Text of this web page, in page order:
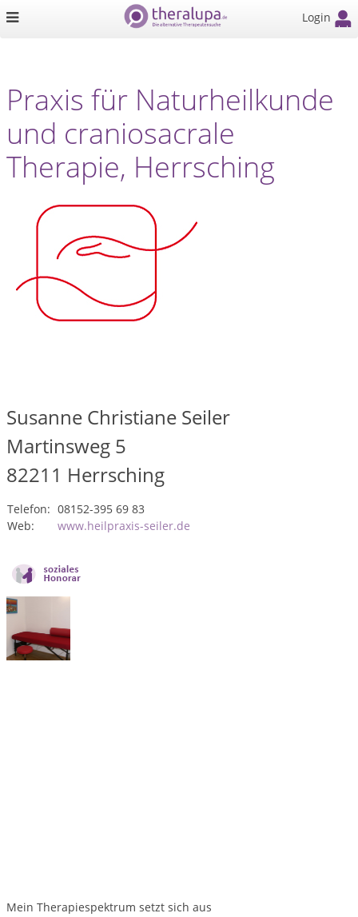
Login
Praxis für Naturheilkunde
und craniosacrale
Therapie, Herrsching
Susanne Christiane Seiler
Martinsweg 5
82211 Herrsching
Telefon: 08152-395 69 83
Web:
www.heilpraxis-seiler.de
Mein Therapiespektrum setzt sich aus